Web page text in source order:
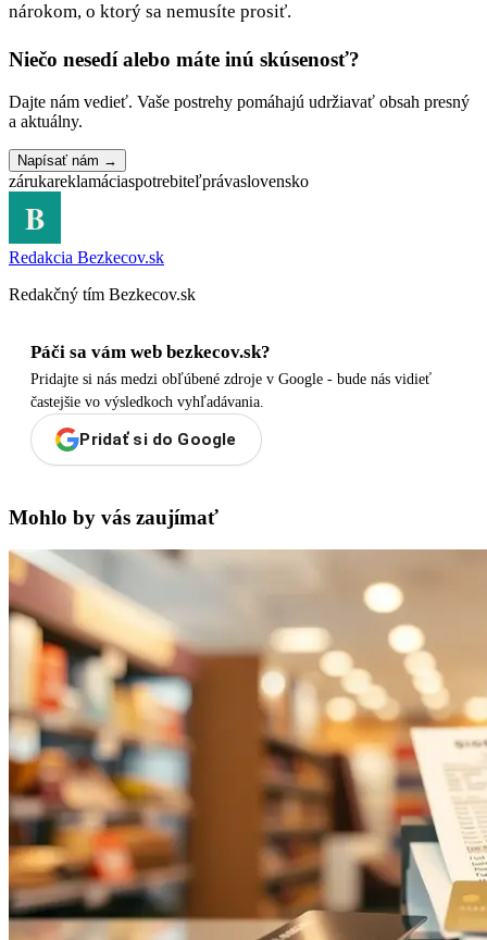
nárokom, o ktorý sa nemusíte prosiť.
Niečo nesedí alebo máte inú skúsenosť?
Dajte nám vedieť. Vaše postrehy pomáhajú udržiavať obsah presný
a aktuálny.
Napísať nám →
zárukareklamáciaspotrebiteľprávaslovensko
Redakcia Bezkecov.sk
Redakčný tím Bezkecov.sk
Páči sa vám web bezkecov.sk?
Pridajte si nás medzi obľúbené zdroje v Google - bude nás vidieť
častejšie vo výsledkoch vyhľadávania.
Pridať si do Google
Mohlo by vás zaujímať